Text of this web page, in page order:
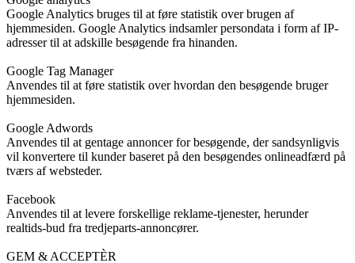
Google Analytics bruges til at føre statistik over brugen af
hjemmesiden. Google Analytics indsamler persondata i form af IP-
adresser til at adskille besøgende fra hinanden.
Google Tag Manager
Anvendes til at føre statistik over hvordan den besøgende bruger
hjemmesiden.
Google Adwords
Anvendes til at gentage annoncer for besøgende, der sandsynligvis
vil konvertere til kunder baseret på den besøgendes onlineadfærd på
tværs af websteder.
Facebook
Anvendes til at levere forskellige reklame-tjenester, herunder
realtids-bud fra tredjeparts-annoncører.
GEM & ACCEPTÈR